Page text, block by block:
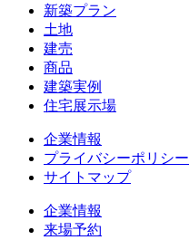
新築プラン
土地
建売
商品
建築実例
住宅展示場
企業情報
プライバシーポリシー
サイトマップ
企業情報
来場予約